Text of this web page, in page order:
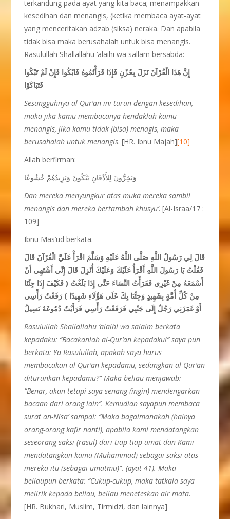
terkandung pada ayat yang kita baca; menampakkan
kesedihan dan menangis, (ketika membaca ayat-ayat
yang menceritakan adzab (siksa) neraka. Dan apabila
tidak bisa maka berusahalah untuk bisa menangis.
Rasulullah Shallallahu ‘alaihi wa sallam bersabda:
إِنَّ هَذَا الْقُرْآنَ نَزَلَ بِحُزْنٍ فَإِذَا قَرَأْتُمُوهُ فَابْكُوا فَإِنْ لَمْ تَبْكُوا
فَتَبَاكَوْا
Sesungguhnya al-Qur’an ini turun dengan kesedihan,
maka jika kamu membacanya hendaklah kamu
menangis, jika kamu tidak (bisa) menagis, maka
berusahalah untuk menangis. [HR. Ibnu Majah][10]
Allah berfirman:
وَيَخِرُّونَ لِلأَذْقَانِ يَبْكُونَ وَيَزِيدُهُمْ خُشُوعًا
Dan mereka menyungkur atas muka mereka sambil
menangis dan mereka bertambah khusyu’. [Al-Israa/17 :
109]
Ibnu Mas’ud berkata.
قَالَ لِي رَسُولُ اللَّهِ صَلَّى اللَّهُ عَلَيْهِ وَسَلَّمَ اقْرَأْ عَلَيَّ الْقُرْآنَ قَالَ
فَقُلْتُ يَا رَسُولَ اللَّهِ أَقْرَأُ عَلَيْكَ وَعَلَيْكَ أُنْزِلَ قَالَ إِنِّي أَشْتَهِي أَنْ
أَسْمَعَهُ مِنْ غَيْرِي فَقَرَأْتُ النِّسَاءَ حَتَّى إِذَا بَلَغْتُ ( فَكَيْفَ إِذَا جِئْنَا
مِنْ كُلِّ أُمَّةٍ بِشَهِيدٍ وَجِئْنَا بِكَ عَلَى هَؤُلَاءِ شَهِيدًا ) رَفَعْتُ رَأْسِي
أَوْ غَمَزَنِي رَجُلٌ إِلَى جَنْبِي فَرَفَعْتُ رَأْسِي فَرَأَيْتُ دُمُوعَهُ تَسِيلُ
Rasulullah Shallallahu ‘alaihi wa salalm berkata
kepadaku: “Bacakanlah al-Qur’an kepadaku!” saya pun
berkata: Ya Rasulullah, apakah saya harus
membacakan al-Qur’an kepadamu, sedangkan al-Qur’an
diturunkan kepadamu?” Maka beliau menjawab:
“Benar, akan tetapi saya senang (ingin) mendengarkan
bacaan dari orang lain”. Kemudian sayapun membaca
surat an-Nisa’ sampai: “Maka bagaimanakah (halnya
orang-orang kafir nanti), apabila kami mendatangkan
seseorang saksi (rasul) dari tiap-tiap umat dan Kami
mendatangkan kamu (Muhammad) sebagai saksi atas
mereka itu (sebagai umatmu)”. (ayat 41). Maka
beliaupun berkata: “Cukup-cukup, maka tatkala saya
melirik kepada beliau, beliau meneteskan air mata.
[HR. Bukhari, Muslim, Tirmidzi, dan lainnya]